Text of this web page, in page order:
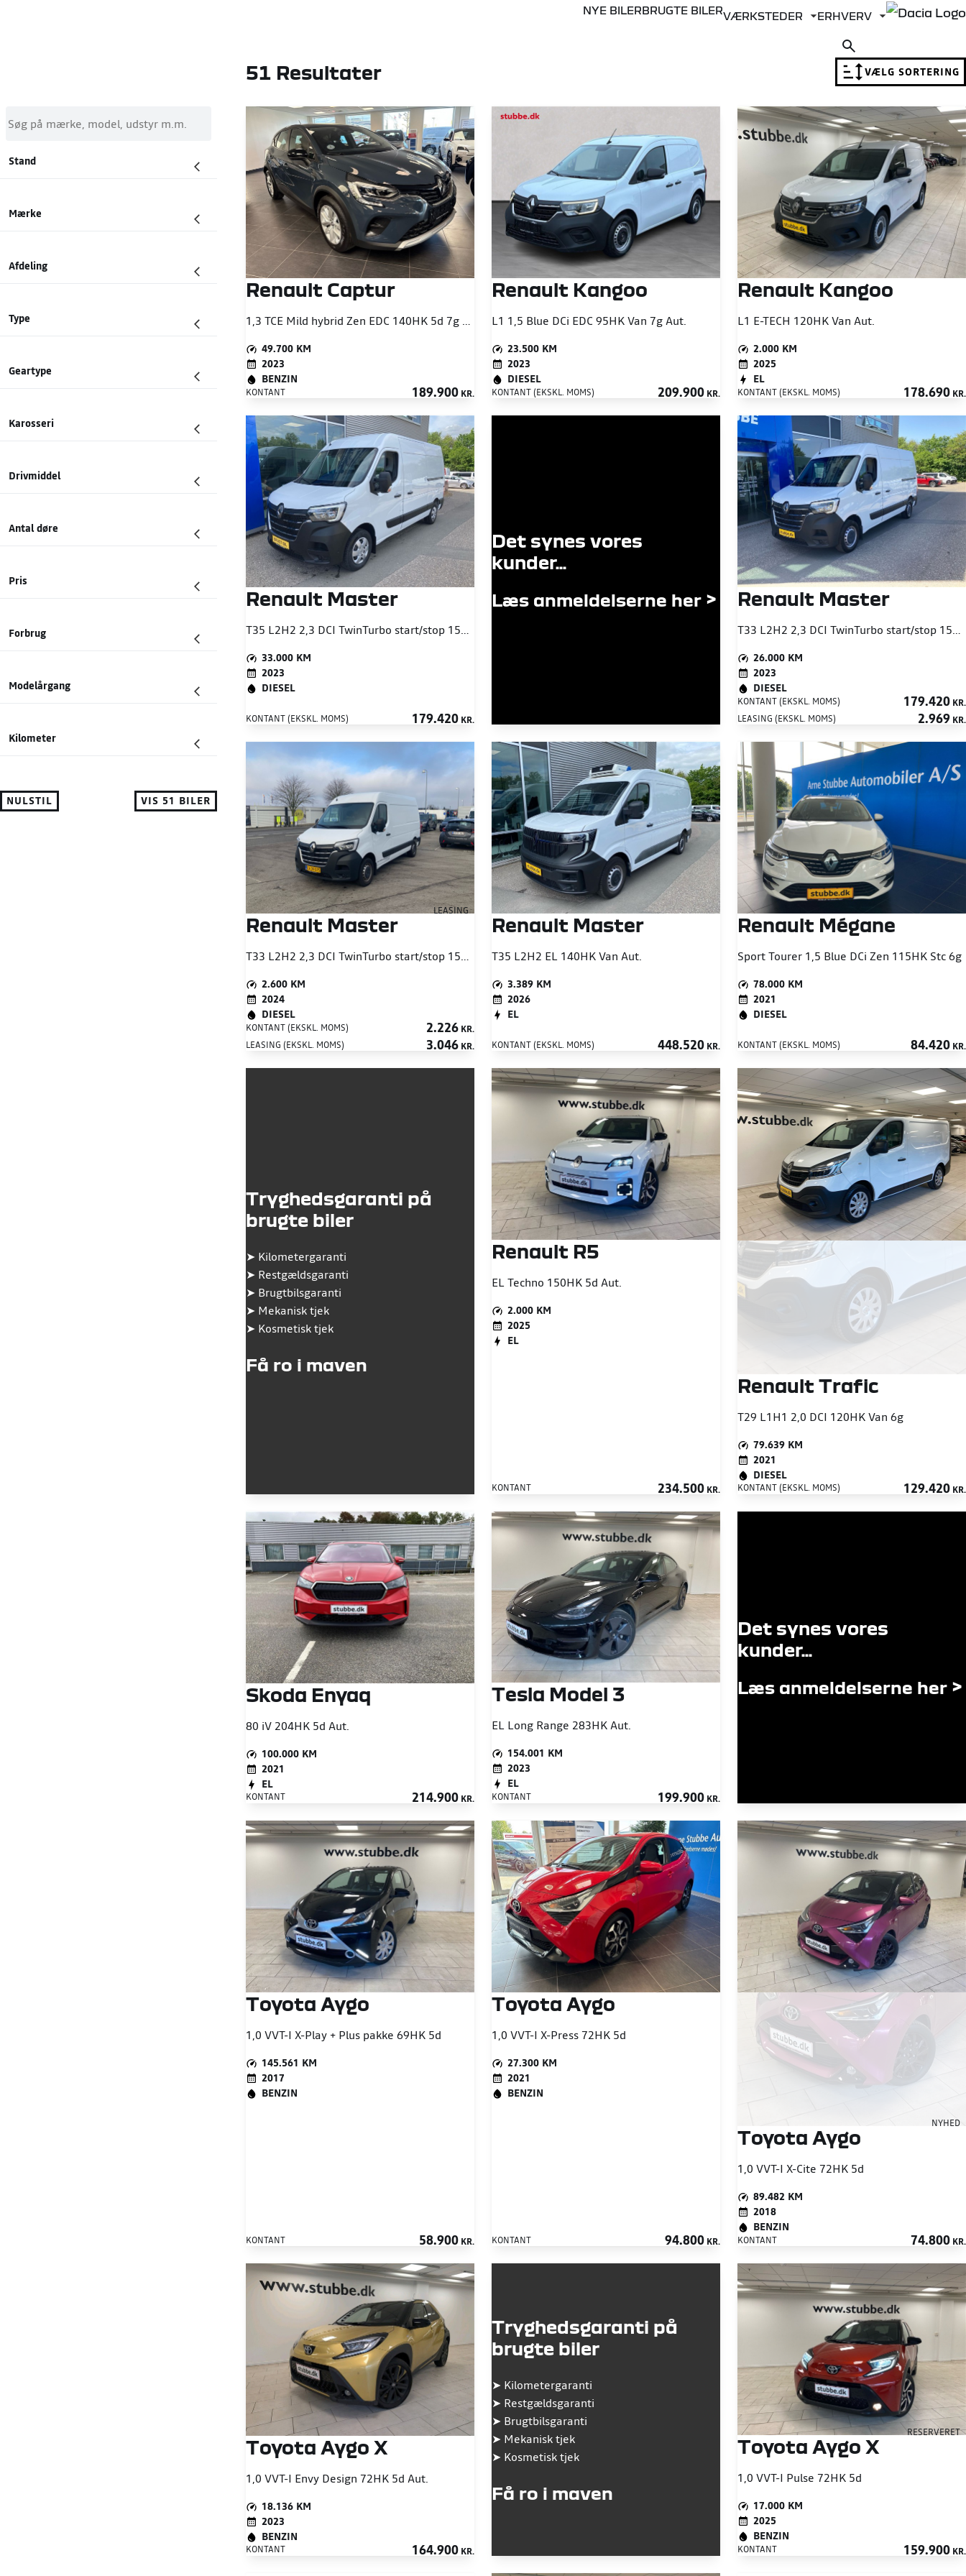
NYE BILERBRUGTE BILERVÆRKSTEDER
Fold undermenu ud
ERHVERV
Fold
51 Resultater VÆLG SORTERING
Stand
Mærke
Afdeling
Type
Geartype
Karosseri
Drivmiddel
Antal døre
Pris
Forbrug
Modelårgang
Kilometer
NULSTIL VIS 51 BILER
Renault Captur
1,3 TCE Mild hybrid Zen EDC 140HK 5d 7g Aut.
49.700 KM
2023
BENZIN
KONTANT 189.900 KR.
Renault Kangoo
L1 1,5 Blue DCi EDC 95HK Van 7g Aut.
23.500 KM
2023
DIESEL
KONTANT (EKSKL. MOMS) 209.900 KR.
Renault Kangoo
L1 E-TECH 120HK Van Aut.
2.000 KM
2025
EL
KONTANT (EKSKL. MOMS) 178.690 KR.
Renault Master
T35 L2H2 2,3 DCI TwinTurbo start/stop 150HK Van 6g
33.000 KM
2023
DIESEL
KONTANT (EKSKL. MOMS) 179.420 KR.
Det synes vores
kunder...
Læs anmeldelserne her > Renault Master
T33 L2H2 2,3 DCI TwinTurbo start/stop 150HK Van 6g
26.000 KM
2023
DIESEL
KONTANT (EKSKL. MOMS) 179.420 KR.
LEASING (EKSKL. MOMS)
2.969 KR.
LEASING
Renault Master
T33 L2H2 2,3 DCI TwinTurbo start/stop 150HK Van 6g
2.600 KM
2024
DIESEL
KONTANT (EKSKL. MOMS) 2.226 KR.
LEASING (EKSKL. MOMS)
3.046 KR.
Renault Master
T35 L2H2 EL 140HK Van Aut.
3.389 KM
2026
EL
KONTANT (EKSKL. MOMS) 448.520 KR.
Renault Mégane
Sport Tourer 1,5 Blue DCi Zen 115HK Stc 6g
78.000 KM
2021
DIESEL
KONTANT (EKSKL. MOMS) 84.420 KR.
Tryghedsgaranti på
brugte biler
➤ Kilometergaranti
➤ Restgældsgaranti
➤ Brugtbilsgaranti
➤ Mekanisk tjek
➤ Kosmetisk tjek
Få ro i maven
Renault R5
EL Techno 150HK 5d Aut.
2.000 KM
2025
EL
KONTANT 234.500 KR.
Renault Trafic
T29 L1H1 2,0 DCI 120HK Van 6g
79.639 KM
2021
DIESEL
KONTANT (EKSKL. MOMS) 129.420 KR.
Skoda Enyaq
80 iV 204HK 5d Aut.
100.000 KM
2021
EL
KONTANT 214.900 KR.
Tesla Model 3
EL Long Range 283HK Aut.
154.001 KM
2023
EL
KONTANT 199.900 KR.
Det synes vores
kunder...
Læs anmeldelserne her >
Toyota Aygo
1,0 VVT-I X-Play + Plus pakke 69HK 5d
145.561 KM
2017
BENZIN
KONTANT 58.900 KR.
Toyota Aygo
1,0 VVT-I X-Press 72HK 5d
27.300 KM
2021
BENZIN
KONTANT 94.800 KR.
NYHED
Toyota Aygo
1,0 VVT-I X-Cite 72HK 5d
89.482 KM
2018
BENZIN
KONTANT 74.800 KR.
Toyota Aygo X
1,0 VVT-I Envy Design 72HK 5d Aut.
18.136 KM
2023
BENZIN
KONTANT 164.900 KR.
Tryghedsgaranti på
brugte biler
➤ Kilometergaranti
➤ Restgældsgaranti
➤ Brugtbilsgaranti
➤ Mekanisk tjek
➤ Kosmetisk tjek
Få ro i maven
RESERVERET
Toyota Aygo X
1,0 VVT-I Pulse 72HK 5d
17.000 KM
2025
BENZIN
KONTANT 159.900 KR.